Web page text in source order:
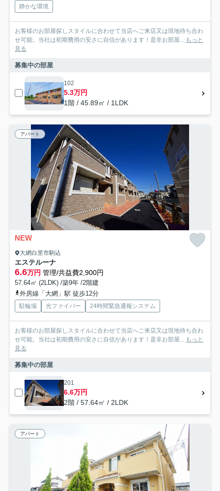
静かな環境
お客様のお部屋探しスタイルに合わせて当店へご来店又は現地待ち合わ
せ可能。当社は初期費用の安さに自信があります！是非お部屋...
もっと
見る
募集中の部屋
102
5.3万円
1階 / 45.89㎡ / 1LDK
アパート
NEW
大網白里市駒込
エステルーナ
6.6万円 管理/共益費2,900円
57.64㎡ (2LDK) /築9年 /2階建
外房線「大網」駅 徒歩12分
駐輪場 光ファイバー 24時間緊急通報システム
お客様のお部屋探しスタイルに合わせて当店へご来店又は現地待ち合わ
せ可能。当社は初期費用の安さに自信があります！是非お部屋...
もっと
見る
募集中の部屋
201
6.6万円
2階 / 57.64㎡ / 2LDK
アパート